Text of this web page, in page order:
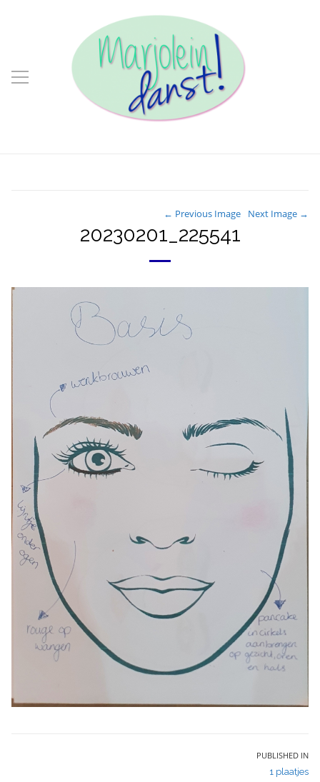
← Previous Image Next Image →
20230201_225541
PUBLISHED IN
1 plaatjes